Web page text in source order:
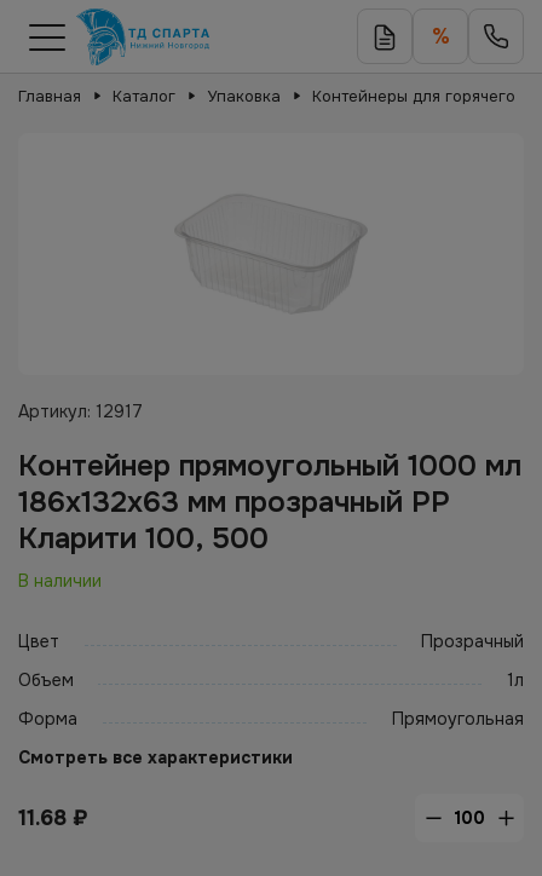
%
Главная Каталог Упаковка Контейнеры для горячего
Артикул: 12917
Контейнер прямоугольный 1000 мл
186х132х63 мм прозрачный РР
Кларити 100, 500
В наличии
Цвет
Прозрачный
Объем
1л
Форма
Прямоугольная
Смотреть все характеристики
11.68 ₽